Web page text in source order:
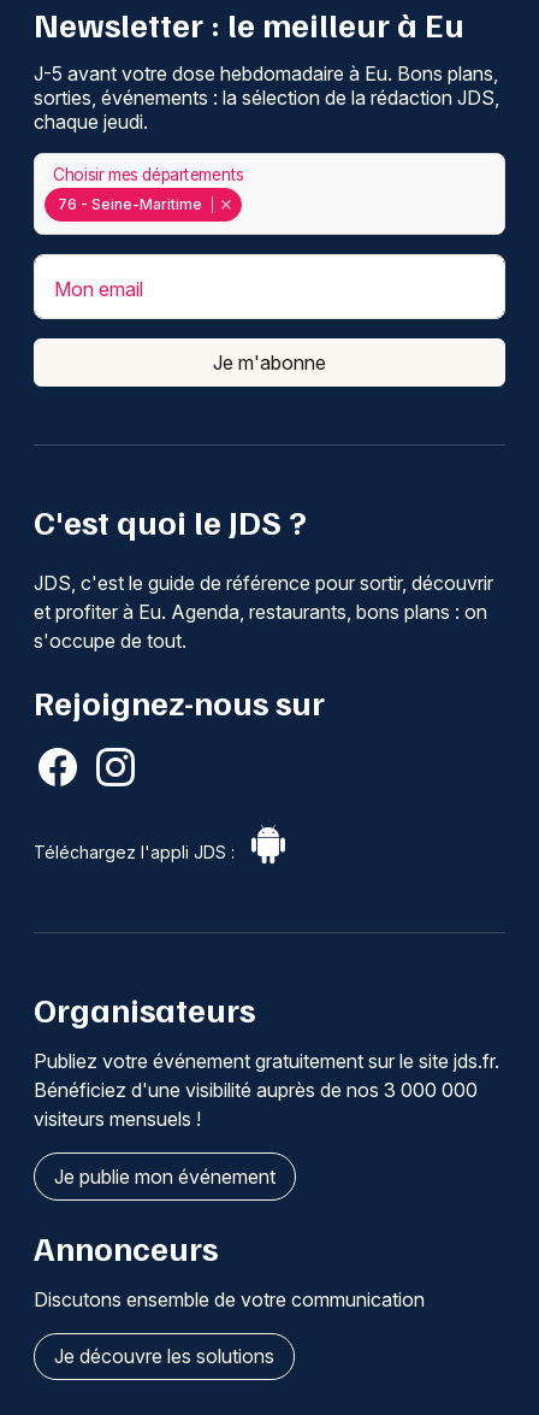
C'est quoi le JDS ?
JDS, c'est le guide de référence pour sortir, découvrir
et profiter à Eu. Agenda, restaurants, bons plans : on
s'occupe de tout.
Rejoignez-nous sur
Téléchargez l'appli JDS :
Newsletter : le meilleur à Eu
J-5 avant votre dose hebdomadaire à Eu. Bons plans,
sorties, événements : la sélection de la rédaction JDS,
chaque jeudi.
76 - Seine-Maritime
Choisir mes départements
Mon email
Je m'abonne
Organisateurs
Publiez votre événement gratuitement sur le site jds.fr.
Bénéficiez d'une visibilité auprès de nos 3 000 000
visiteurs mensuels !
Je publie mon événement
Annonceurs
Discutons ensemble de votre communication
Je découvre les solutions